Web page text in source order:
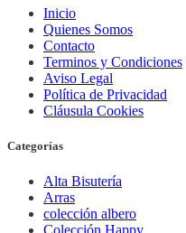
Inicio
Quienes Somos
Contacto
Terminos y Condiciones
Aviso Legal
Política de Privacidad
Cláusula Cookies
Categorías
Alta Bisutería
Arras
colección albero
Colección Happy